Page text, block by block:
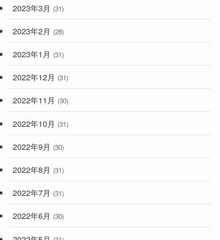
2023年3月 (31)
2023年2月 (28)
2023年1月 (31)
2022年12月 (31)
2022年11月 (30)
2022年10月 (31)
2022年9月 (30)
2022年8月 (31)
2022年7月 (31)
2022年6月 (30)